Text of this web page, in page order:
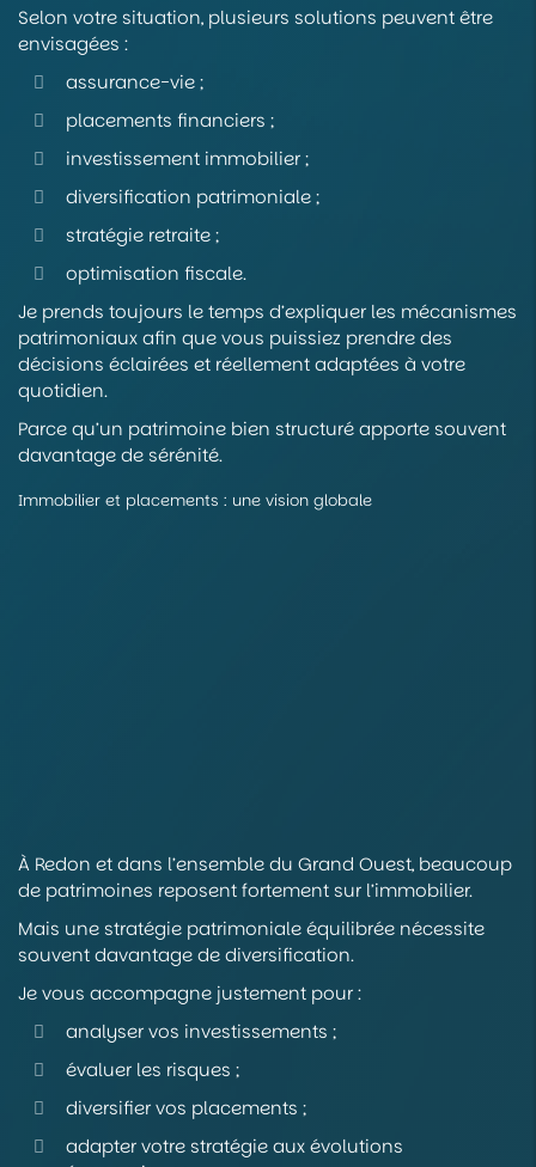
Selon votre situation, plusieurs solutions peuvent être
envisagées :
assurance-vie ;
placements financiers ;
investissement immobilier ;
diversification patrimoniale ;
stratégie retraite ;
optimisation fiscale.
Je prends toujours le temps d’expliquer les mécanismes
patrimoniaux afin que vous puissiez prendre des
décisions éclairées et réellement adaptées à votre
quotidien.
Parce qu’un patrimoine bien structuré apporte souvent
davantage de sérénité.
Immobilier et placements : une vision globale
À Redon et dans l’ensemble du Grand Ouest, beaucoup
de patrimoines reposent fortement sur l’immobilier.
Mais une stratégie patrimoniale équilibrée nécessite
souvent davantage de diversification.
Je vous accompagne justement pour :
analyser vos investissements ;
évaluer les risques ;
diversifier vos placements ;
adapter votre stratégie aux évolutions